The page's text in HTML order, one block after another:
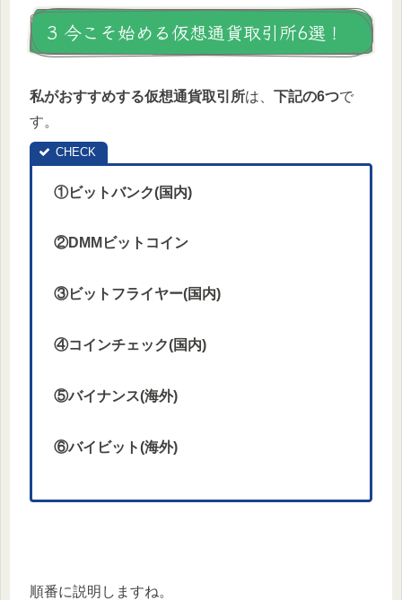
3 今こそ始める仮想通貨取引所6選！
私がおすすめする仮想通貨取引所は、 下記の6つで
す。
①ビットバンク(国内)
②DMMビットコイン
③ビットフライヤー(国内)
④コインチェック(国内)
⑤バイナンス(海外)
⑥バイビット(海外)
順番に説明しますね。